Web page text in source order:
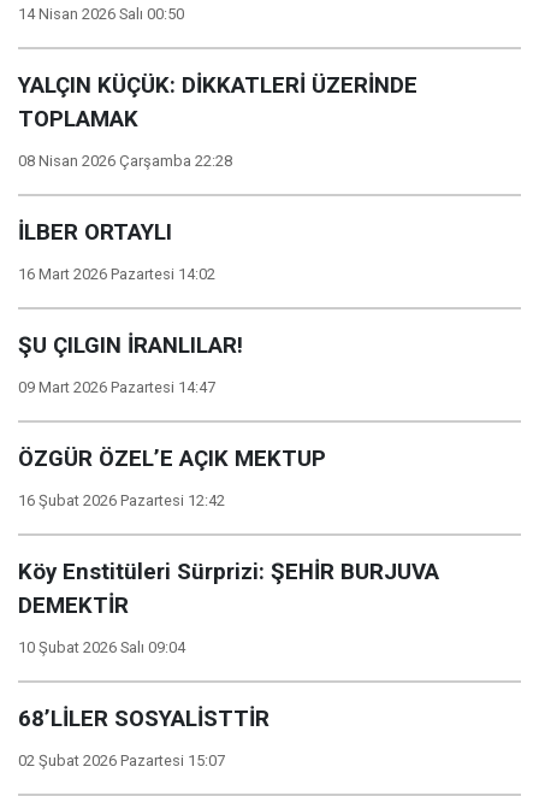
14 Nisan 2026 Salı 00:50
YALÇIN KÜÇÜK: DİKKATLERİ ÜZERİNDE
TOPLAMAK
08 Nisan 2026 Çarşamba 22:28
İLBER ORTAYLI
16 Mart 2026 Pazartesi 14:02
ŞU ÇILGIN İRANLILAR!
09 Mart 2026 Pazartesi 14:47
ÖZGÜR ÖZEL’E AÇIK MEKTUP
16 Şubat 2026 Pazartesi 12:42
Köy Enstitüleri Sürprizi: ŞEHİR BURJUVA
DEMEKTİR
10 Şubat 2026 Salı 09:04
68’LİLER SOSYALİSTTİR
02 Şubat 2026 Pazartesi 15:07